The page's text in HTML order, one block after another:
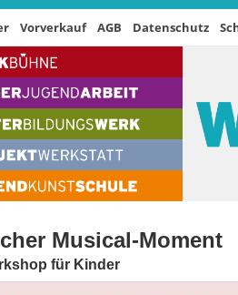
Vorverkauf AGB Datenschutz
Musical-Moment
für Kinder